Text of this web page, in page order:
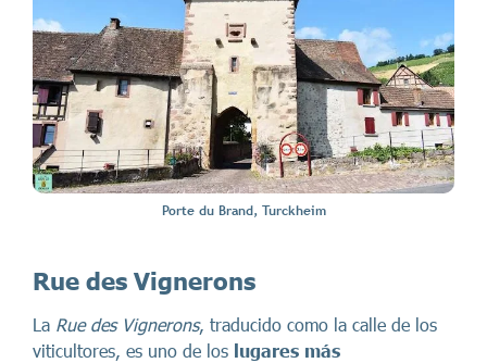
Porte du Brand, Turckheim
Rue des Vignerons
La Rue des Vignerons, traducido como la calle de los
viticultores, es uno de los lugares más